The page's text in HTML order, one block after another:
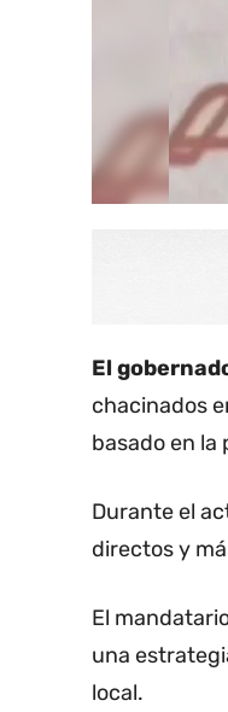
El
chacinados
basado en
Durante el
directos y
El
una
local.